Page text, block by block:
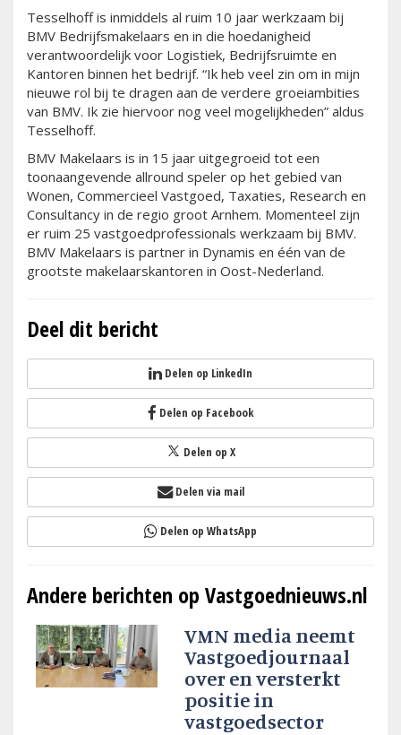
Tesselhoff is inmiddels al ruim 10 jaar werkzaam bij
BMV Bedrijfsmakelaars en in die hoedanigheid
verantwoordelijk voor Logistiek, Bedrijfsruimte en
Kantoren binnen het bedrijf. “Ik heb veel zin om in mijn
nieuwe rol bij te dragen aan de verdere groeiambities
van BMV. Ik zie hiervoor nog veel mogelijkheden” aldus
Tesselhoff.
BMV Makelaars is in 15 jaar uitgegroeid tot een
toonaangevende allround speler op het gebied van
Wonen, Commercieel Vastgoed, Taxaties, Research en
Consultancy in de regio groot Arnhem. Momenteel zijn
er ruim 25 vastgoedprofessionals werkzaam bij BMV.
BMV Makelaars is partner in Dynamis en één van de
grootste makelaarskantoren in Oost-Nederland.
Deel dit bericht
Delen op LinkedIn
Delen op Facebook
Delen op X
Delen via mail
Delen op WhatsApp
Andere berichten op Vastgoednieuws.nl
VMN media neemt
Vastgoedjournaal
over en versterkt
positie in
vastgoedsector